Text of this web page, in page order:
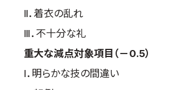
Ⅱ．着衣の乱れ
Ⅲ．不十分な礼
重大な減点対象項目（－0.5）
Ⅰ．明らかな技の間違い